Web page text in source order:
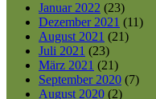
Januar 2022 (23)
Dezember 2021 (11)
August 2021 (21)
Juli 2021 (23)
März 2021 (21)
September 2020 (7)
August 2020 (2)